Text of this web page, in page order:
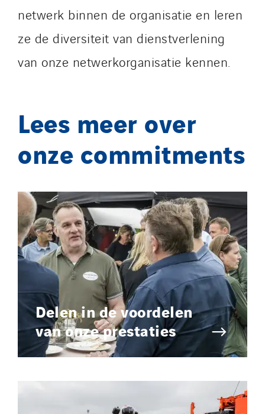
netwerk binnen de organisatie en leren
ze de diversiteit van dienstverlening
van onze netwerkorganisatie kennen.
Lees meer over
onze commitments
Delen in de voordelen
van onze prestaties